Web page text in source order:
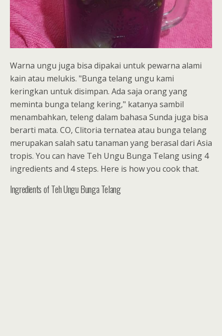
Warna ungu juga bisa dipakai untuk pewarna alami
kain atau melukis. "Bunga telang ungu kami
keringkan untuk disimpan. Ada saja orang yang
meminta bunga telang kering," katanya sambil
menambahkan, teleng dalam bahasa Sunda juga bisa
berarti mata. CO, Clitoria ternatea atau bunga telang
merupakan salah satu tanaman yang berasal dari Asia
tropis. You can have Teh Ungu Bunga Telang using 4
ingredients and 4 steps. Here is how you cook that.
Ingredients of Teh Ungu Bunga Telang